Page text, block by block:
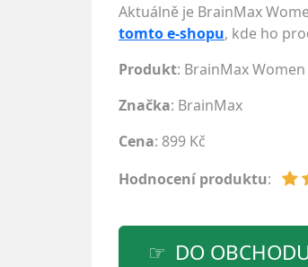
Aktuálně je BrainMax
tomto e-shopu, kde ho
Produkt: BrainMax
Značka: BrainMax
Cena: 899 Kč
Hodnocení produktu:
DO